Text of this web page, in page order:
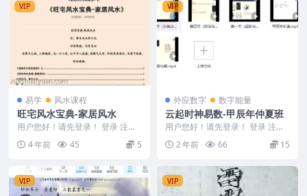
VIP
易学 风水课程
旺宅风水宝典-家居风水
用户您好！请先登录！ 登录 注册
编号：MY2212-200-76 旺宅风水
宝典...4 年前 45 5
VIP
外应数字 数字能量
云起时神易数-甲辰年仲夏班
用户您好！请先登录！ 登录 注册
云起时神易数-甲辰年仲夏班 2410
146 第...
2 年前 66 15
VIP VIP